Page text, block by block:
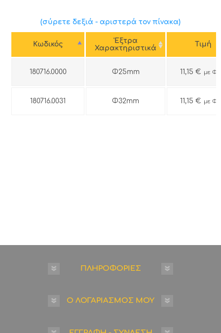
(σύρετε δεξιά - αριστερά τον πίνακα)
Κωδικός
'Εξτρα
Χαρακτηριστικά
Tιμή
180716.0000 Φ25mm 11,15 € με
180716.0031 Φ32mm 11,15 € με
ΠΛΗΡΟΦΟΡΙΕΣ
Ο ΛΟΓΑΡΙΑΣΜΟΣ ΜΟΥ